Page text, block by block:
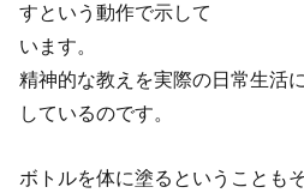
すという動作で示して
います。
精神的な教えを実際の日常生活
しているのです。
ボトルを体に塗るということも